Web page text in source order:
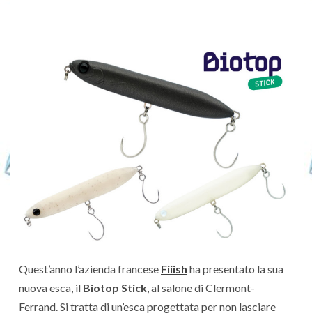
Quest’anno l’azienda francese Fiiish ha presentato la sua
nuova esca, il Biotop Stick, al salone di Clermont-
Ferrand. Si tratta di un’esca progettata per non lasciare